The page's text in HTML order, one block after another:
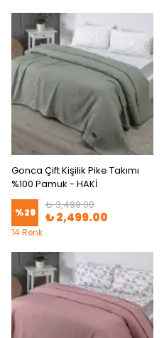
Gonca Çift Kişilik Pike Takımı
%100 Pamuk - HAKİ
%29
₺ 3,499.00
₺ 2,499.00
14 Renk